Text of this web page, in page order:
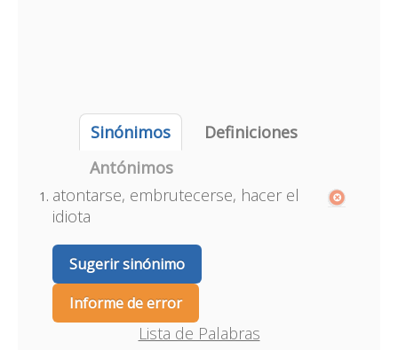
Sinónimos
Definiciones
Antónimos
atontarse, embrutecerse, hacer el
idiota
Sugerir sinónimo
Informe de error
Lista de Palabras